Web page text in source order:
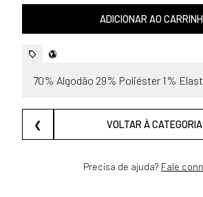
ADICIONAR AO
70% Algodão 29% Poliéster 1%
❮ VOLTAR À CATEGORIA
Precisa de ajuda? Fale